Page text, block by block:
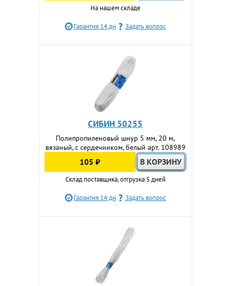
На нашем складе
Гарантия 14 дн Задать вопрос
СИБИН 50255
Полипропиленовый шнур 5 мм, 20 м,
вязаный, с сердечником, белый арт. 108989
105 ₽
Склад поставщика, отгрузка 5 дней
Гарантия 14 дн Задать вопрос